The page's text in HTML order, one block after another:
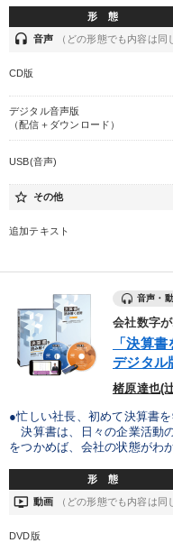
形 態
headset 音声 （どの形態でも内容は同
CD版
デジタル音声版
（配信＋ダウンロード）
USB(音声)
star_border その他
追加テキスト
音声・
会社数字
「決算
デジタル
楮原達也(
●忙しい社長、初めて決算書
決算書は、日々の企業活動
をつかめば、会社の状態がわ
形 態
ondemand_video 動画 （どの形態でも内容は同
DVD版